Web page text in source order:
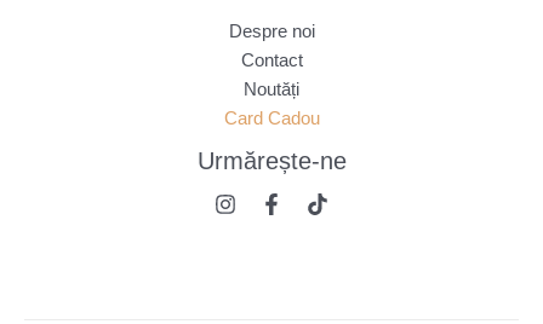
Despre noi
Contact
Noutăți
Card Cadou
Urmărește-ne